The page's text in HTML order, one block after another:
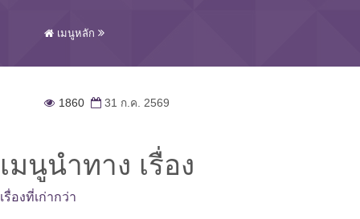
เมนูหลัก
1860 31 ก.ค. 2569
เมนูนำทาง เรื่อง
เรื่องที่เก่ากว่า